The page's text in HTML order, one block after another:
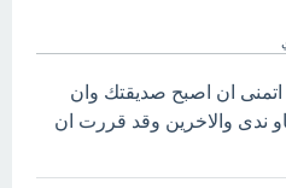
اتمنى ان اصبح صديقتك وان
ندى والاخرين وقد قررت ان